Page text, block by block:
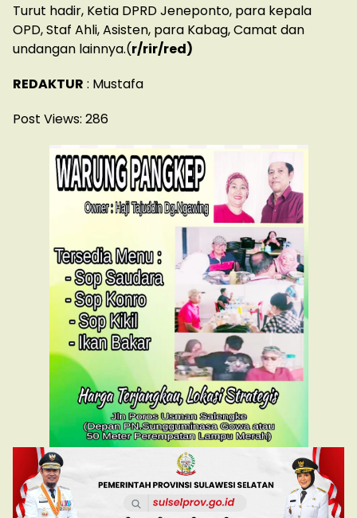
Turut hadir, Ketia DPRD Jeneponto, para kepala
OPD, Staf Ahli, Asisten, para Kabag, Camat dan
undangan lainnya.(r/rir/red)
REDAKTUR : Mustafa
Post Views: 286